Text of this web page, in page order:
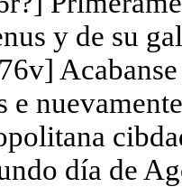
y de su
e
día de